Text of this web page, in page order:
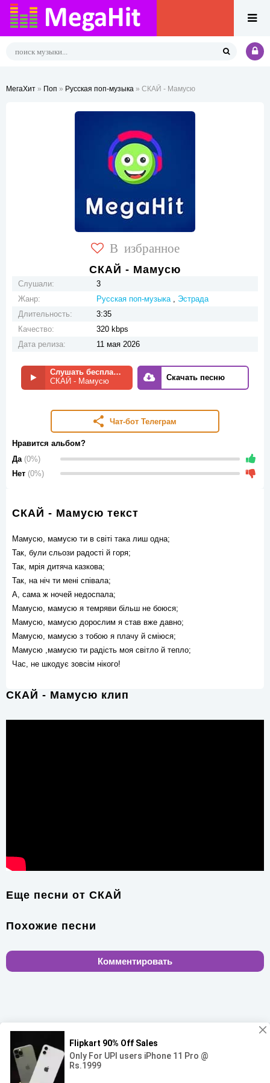
МегаХит » Поп » Русская поп-музыка » СКАЙ - Мамусю
В избранное
СКАЙ - Мамусю
Слушали:
3
Жанр:
Русская поп-музыка, Эстрада
Длительность:
3:35
Качество:
320 kbps
Дата релиза:
11 мая 2026
Слушать бесплатно
СКАЙ - Мамусю
Скачать песню
Чат-бот Телеграм
Нравится альбом?
Да (0%)
Нет (0%)
СКАЙ - Мамусю текст
Мамусю, мамусю ти в світі така лиш одна;
Так, були сльози радості й горя;
Так, мрія дитяча казкова;
Так, на ніч ти мені співала;
А, сама ж ночей недоспала;
Мамусю, мамусю я темряви більш не боюся;
Мамусю, мамусю дорослим я став вже давно;
Мамусю, мамусю з тобою я плачу й сміюся;
Мамусю ,мамусю ти радість моя світло й тепло;
Час, не шкодує зовсім нікого!
СКАЙ - Мамусю клип
Еще песни от СКАЙ
Похожие песни
Комментировать
00:00